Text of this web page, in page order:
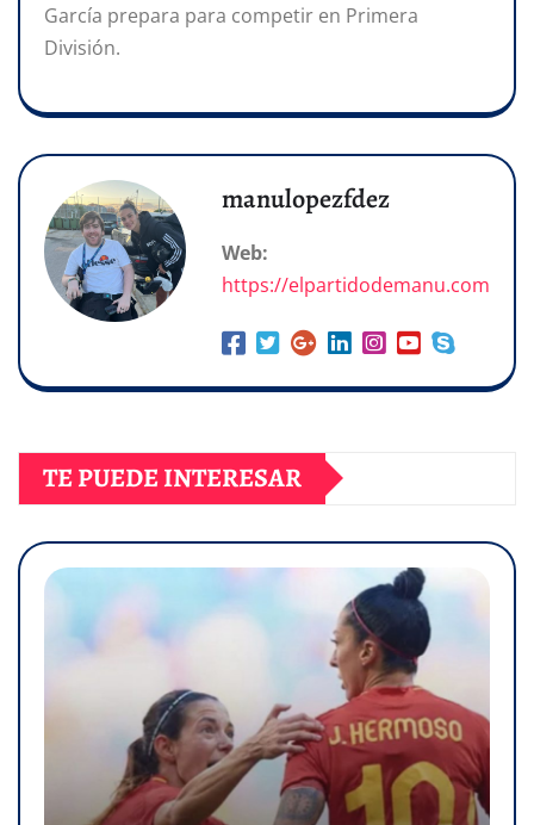
García prepara para competir en Primera
División.
manulopezfdez
Web:
https://elpartidodemanu.com
TE PUEDE INTERESAR